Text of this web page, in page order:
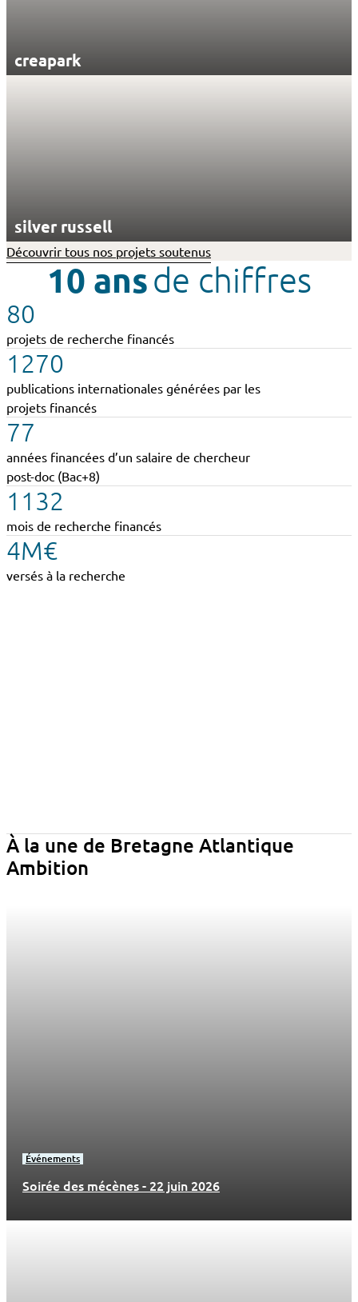
creapark
silver russell
Découvrir tous nos projets soutenus
10 ansde chiffres
80
projets de recherche financés
1270
publications internationales générées par les
projets financés
77
années financées d’un salaire de chercheur
post-doc (Bac+8)
1132
mois de recherche financés
4M€
versés à la recherche
À la une de Bretagne Atlantique
Ambition
Événements
Soirée des mécènes - 22 juin 2026